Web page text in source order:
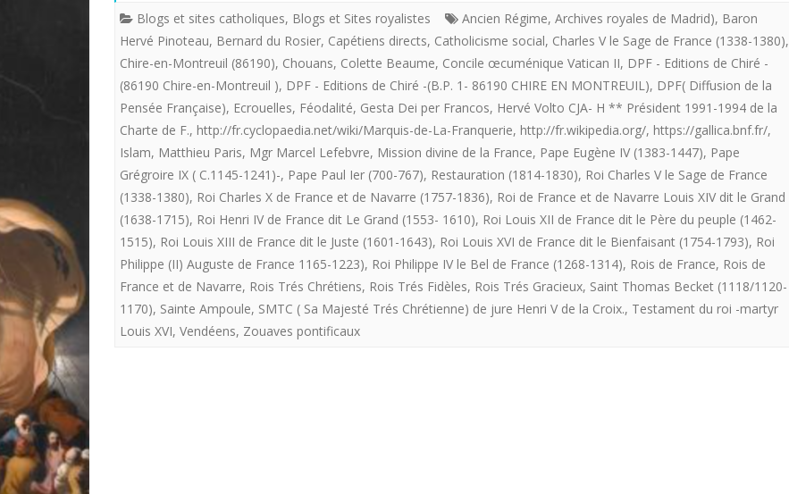
LE
ROI
DE
FRANCE
EST-
IL
LE
ROI
TRES
Blogs et sites catholiques, Blogs et Sites royalistes Ancien Régime, Archives royales de Madrid), Baron
Hervé Pinoteau, Bernard du Rosier, Capétiens directs, Catholicisme social, Charles V le Sage de France (1338-1380),
Chire-en-Montreuil (86190), Chouans, Colette Beaume, Concile œcuménique Vatican II, DPF - Editions de Chiré -
(86190 Chire-en-Montreuil ), DPF - Editions de Chiré -(B.P. 1- 86190 CHIRE EN MONTREUIL), DPF( Diffusion de la
Pensée Française), Ecrouelles, Féodalité, Gesta Dei per Francos, Hervé Volto CJA- H ** Président 1991-1994 de la
Charte de F., http://fr.cyclopaedia.net/wiki/Marquis-de-La-Franquerie, http://fr.wikipedia.org/, https://gallica.bnf.fr/,
Islam, Matthieu Paris, Mgr Marcel Lefebvre, Mission divine de la France, Pape Eugène IV (1383-1447), Pape
Grégroire IX ( C.1145-1241)-, Pape Paul Ier (700-767), Restauration (1814-1830), Roi Charles V le Sage de France
(1338-1380), Roi Charles X de France et de Navarre (1757-1836), Roi de France et de Navarre Louis XIV dit le Grand
(1638-1715), Roi Henri IV de France dit Le Grand (1553- 1610), Roi Louis XII de France dit le Père du peuple (1462-
1515), Roi Louis XIII de France dit le Juste (1601-1643), Roi Louis XVI de France dit le Bienfaisant (1754-1793), Roi
Philippe (II) Auguste de France 1165-1223), Roi Philippe IV le Bel de France (1268-1314), Rois de France, Rois de
France et de Navarre, Rois Trés Chrétiens, Rois Trés Fidèles, Rois Trés Gracieux, Saint Thomas Becket (1118/1120-
1170), Sainte Ampoule, SMTC ( Sa Majesté Trés Chrétienne) de jure Henri V de la Croix., Testament du roi -martyr
Louis XVI, Vendéens, Zouaves pontificaux